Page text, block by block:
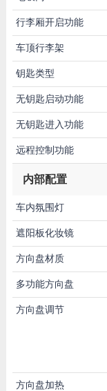
行李厢开启功能
车顶行李架
钥匙类型
无钥匙启动功能
无钥匙进入功能
远程控制功能
内部配置
车内氛围灯
遮阳板化妆镜
方向盘材质
多功能方向盘
方向盘调节
方向盘加热